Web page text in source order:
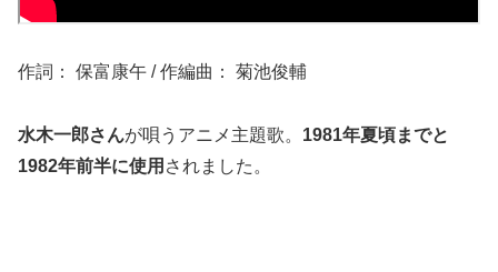
作詞： 保富康午 / 作編曲： 菊池俊輔
水木一郎さんが唄うアニメ主題歌。 1981年夏頃までと
1982年前半に使用 されました。